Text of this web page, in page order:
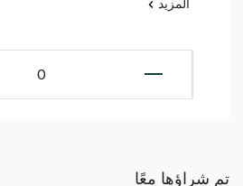
0
تم شراؤها معًا